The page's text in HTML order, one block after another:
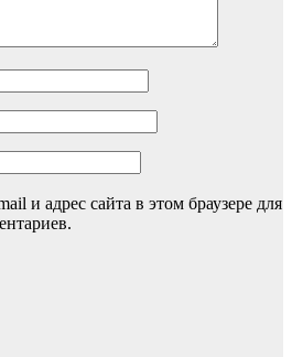
и адрес сайта в этом браузере для